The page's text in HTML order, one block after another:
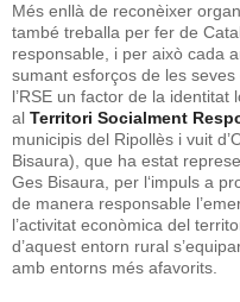
Més enllà de reconèixer
també treballa per fer de
responsable, i per això cada
sumant esforços de les
l’RSE un factor de la
al Territori Socialment
municipis del Ripollès i vuit
Bisaura), que ha estat
Ges Bisaura, per l‘impuls a
de manera responsable
l’activitat econòmica del
d’aquest entorn rural
amb entorns més afavorits.